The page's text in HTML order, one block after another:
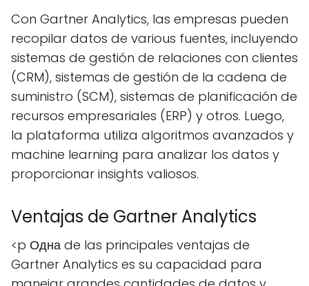
Con Gartner Analytics, las empresas pueden
recopilar datos de various fuentes, incluyendo
sistemas de gestión de relaciones con clientes
(CRM), sistemas de gestión de la cadena de
suministro (SCM), sistemas de planificación de
recursos empresariales (ERP) y otros. Luego,
la plataforma utiliza algoritmos avanzados y
machine learning para analizar los datos y
proporcionar insights valiosos.
Ventajas de Gartner Analytics
<p Одна de las principales ventajas de
Gartner Analytics es su capacidad para